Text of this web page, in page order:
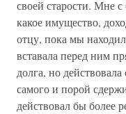
своей старости. Мне с
какое имущество,
отцу, пока мы
вставала перед ним
долга, но
самого и порой
действовал бы более